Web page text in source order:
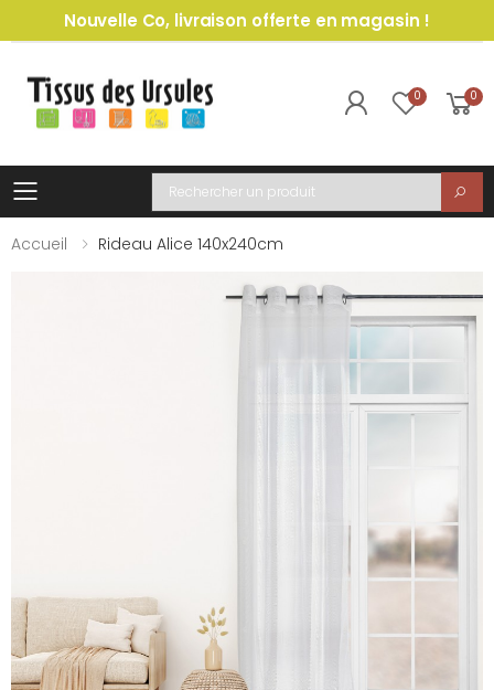
Nouvelle Co, livraison offerte en magasin !
0 0
Toggle mobile menu
Recherche
Accueil
Rideau Alice 140x240cm